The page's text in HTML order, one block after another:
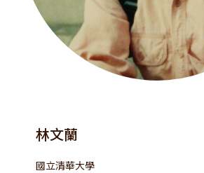
林文蘭
國立清華大學